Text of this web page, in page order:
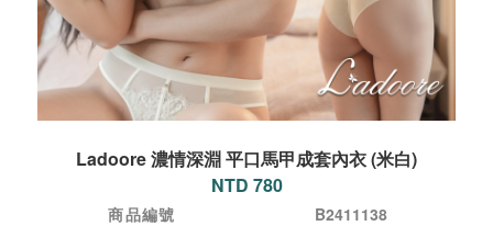
Ladoore 濃情深淵 平口馬甲成套內衣 (米白)
NTD 780
商品編號
B2411138